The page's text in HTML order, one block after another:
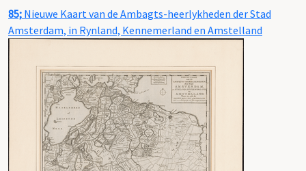
85; Nieuwe Kaart van de Ambagts-heerlykheden der Stad
Amsterdam, in Rynland, Kennemerland en Amstelland